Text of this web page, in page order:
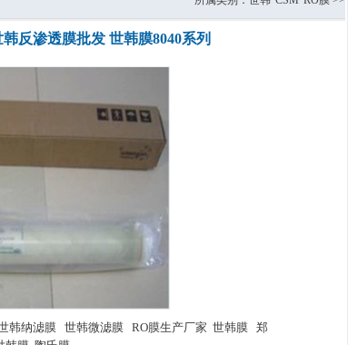
反渗透膜批发 世韩膜8040系列
韩纳滤膜 世韩微滤膜 RO膜生产厂家 世韩膜 郑